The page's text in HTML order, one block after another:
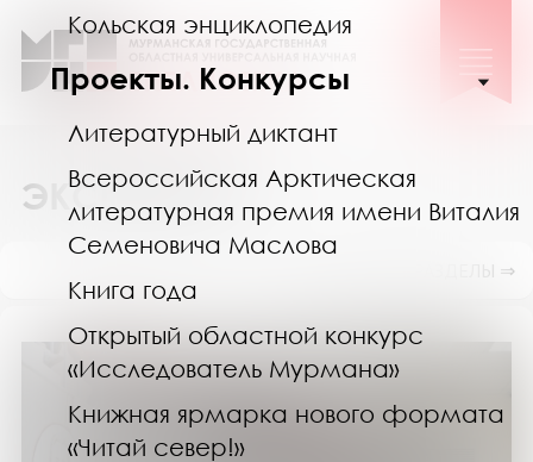
Кольская энциклопедия
Проекты. Конкурсы
Литературный диктант
Всероссийская Арктическая
литературная премия имени Виталия
Семеновича Маслова
Книга года
Открытый областной конкурс
«Исследователь Мурмана»
Книжная ярмарка нового формата
«Читай север!»
ЭКСКУРСИИ
ПОКАЗАТЬ ПОДРАЗДЕЛЫ ⇒